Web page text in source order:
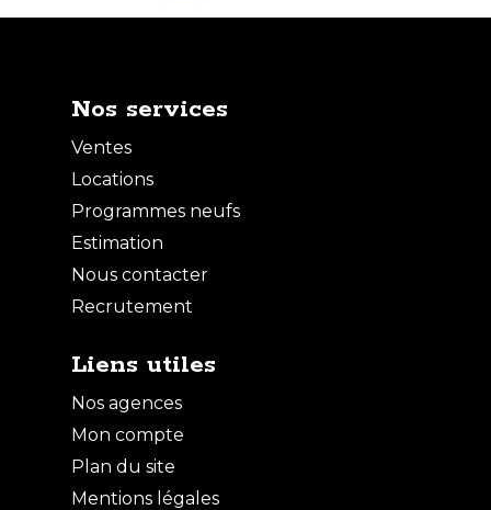
Nos services
Ventes
Locations
Programmes neufs
Estimation
Nous contacter
Recrutement
Liens utiles
Nos agences
Mon compte
Plan du site
Mentions légales